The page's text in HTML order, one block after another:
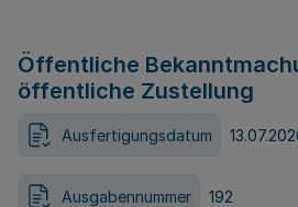
Öffentliche
öffentliche Zustellung
Ausfertigungsdatum
Ausgabennummer 192